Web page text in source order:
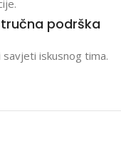
podrška
savjeti iskusnog tima.